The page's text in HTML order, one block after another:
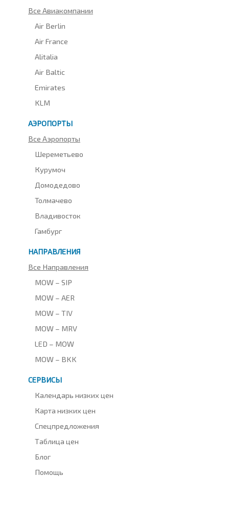
Все Авиакомпании
Air Berlin
Air France
Alitalia
Air Baltic
Emirates
KLM
АЭРОПОРТЫ
Все Аэропорты
Шереметьево
Курумоч
Домодедово
Толмачево
Владивосток
Гамбург
НАПРАВЛЕНИЯ
Все Направления
MOW – SIP
MOW – AER
MOW – TIV
MOW – MRV
LED – MOW
MOW – BKK
СЕРВИСЫ
Календарь низких цен
Карта низких цен
Спецпредложения
Таблица цен
Блог
Помощь